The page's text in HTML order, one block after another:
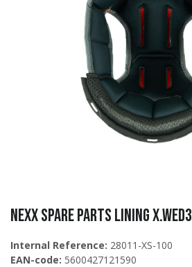
Nexx Spare Parts LINING X.WED3
Internal Reference: 28011-XS-100
EAN-code: 5600427121590